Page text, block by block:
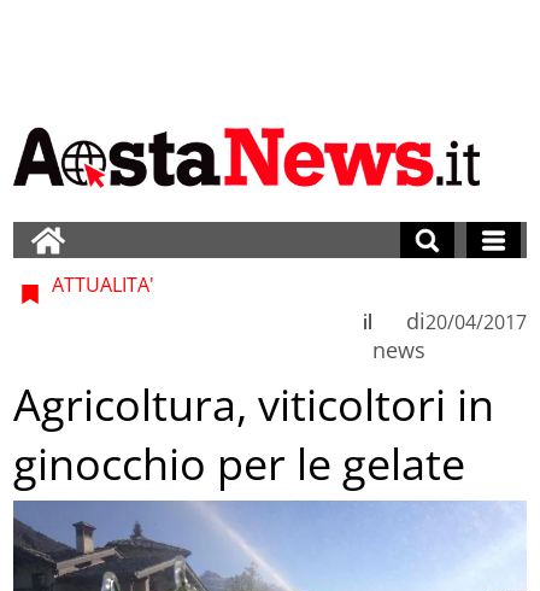
ATTUALITA'
di
news
il 20/04/2017
Agricoltura, viticoltori in
ginocchio per le gelate